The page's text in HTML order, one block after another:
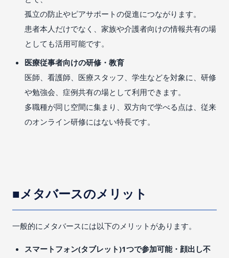
孤立の防止やピアサポートの促進につながります。
患者本人だけでなく、家族や介護者向けの情報共有の場
としても活用可能です。
医療従事者向けの研修・教育
医師、看護師、医療スタッフ、学生などを対象に、研修
や勉強会、症例共有の場として利用できます。
多職種が同じ空間に集まり、双方向で学べる点は、従来
のオンライン研修にはない特長です。
■メタバースのメリット
一般的にメタバースには以下のメリットがあります。
スマートフォン(タブレット)1つで参加可能・顔出し不